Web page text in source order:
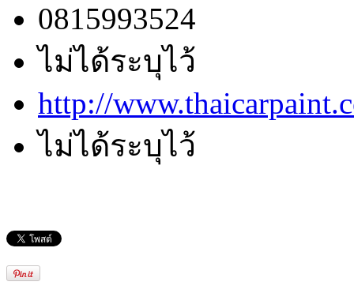
0815993524
ไม่ได้ระบุไว้
http://
ไม่ได้ระบุไว้